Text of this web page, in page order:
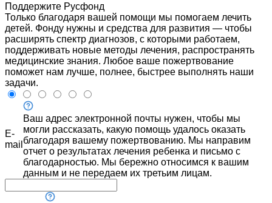
Поддержите Русфонд
Только благодаря вашей помощи мы помогаем лечить
детей. Фонду нужны и средства для развития — чтобы
расширять спектр диагнозов, с которыми работаем,
поддерживать новые методы лечения, распространять
медицинские знания. Любое ваше пожертвование
поможет нам лучше, полнее, быстрее выполнять наши
задачи.
E-
mail
Ваш адрес электронной почты нужен, чтобы мы
могли рассказать, какую помощь удалось оказать
благодаря вашему пожертвованию. Мы направим
отчет о результатах лечения ребенка и письмо с
благодарностью. Мы бережно относимся к вашим
данным и не передаем их третьим лицам.